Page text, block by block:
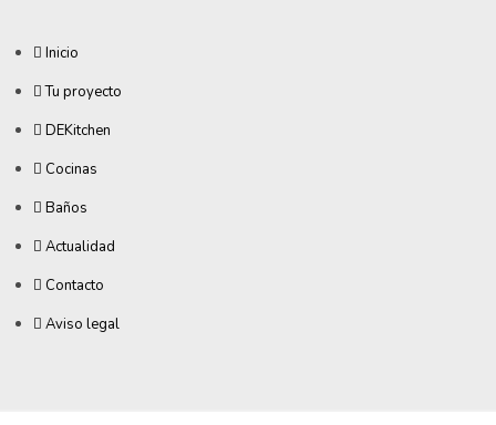
Inicio
Tu proyecto
DEKitchen
Cocinas
Baños
Actualidad
Contacto
Aviso legal